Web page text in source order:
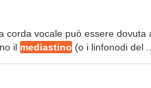
corda vocale può essere
il mediastino (o i linfonodi del ...